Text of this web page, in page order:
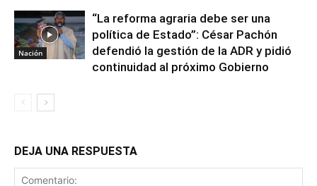
Nación
“La reforma agraria debe ser una
política de Estado”: César Pachón
defendió la gestión de la ADR y pidió
continuidad al próximo Gobierno
DEJA UNA RESPUESTA